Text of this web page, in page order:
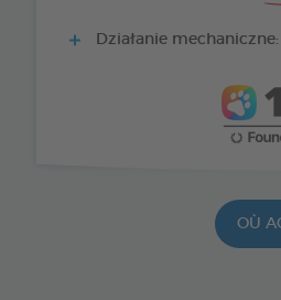
Działanie
OÙ